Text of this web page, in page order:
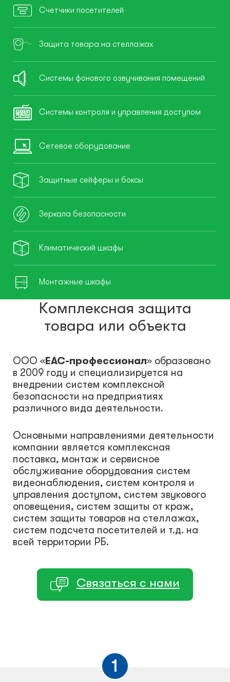
Счетчики посетителей
Защита товара на стеллажах
Системы фонового озвучивания помещений
Системы контроля и управления доступом
Сетевое оборудование
Защитные сейферы и боксы
Зеркала безопасности
Климатический шкафы
Монтажные шкафы
Комплексная защита
товара или объекта
ООО «ЕАС-профессионал» образовано
в 2009 году и специализируется на
внедрении систем комплексной
безопасности на предприятиях
различного вида деятельности.
Основными направлениями деятельности
компании является комплексная
поставка, монтаж и сервисное
обслуживание оборудования систем
видеонаблюдения, систем контроля и
управления доступом, систем звукового
оповещения, систем защиты от краж,
систем защиты товаров на стеллажах,
систем подсчета посетителей и т.д. на
всей территории РБ.
Связаться с нами
1